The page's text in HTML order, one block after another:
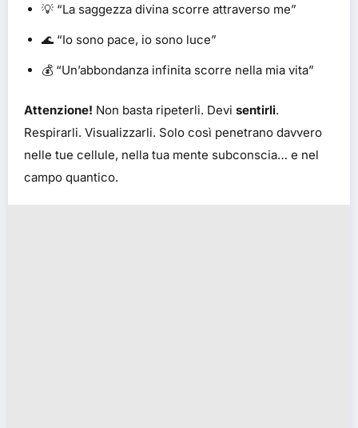
💡 “La saggezza divina scorre attraverso me”
🌊 “Io sono pace, io sono luce”
💰 “Un’abbondanza infinita scorre nella mia vita”
Attenzione! Non basta ripeterli. Devi sentirli.
Respirarli. Visualizzarli. Solo così penetrano davvero
nelle tue cellule, nella tua mente subconscia… e nel
campo quantico.